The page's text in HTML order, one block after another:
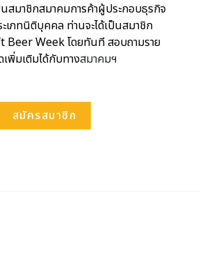
มาชิกสมาคมการค้าผู้ประกอบธุรกิจ
เภทนิติบุคคล ท่านจะได้เป็นสมาชิก
Week โดยทันที สอบถามราย
เพิ่มเติมได้กับทางสมาคมฯ
สมัครสมาชิก